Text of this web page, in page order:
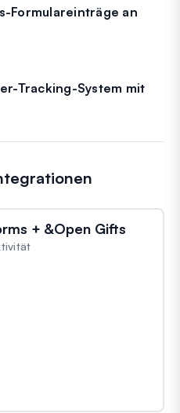
Formulareinträge an
Tracking-System mit
+ &Open Gifts